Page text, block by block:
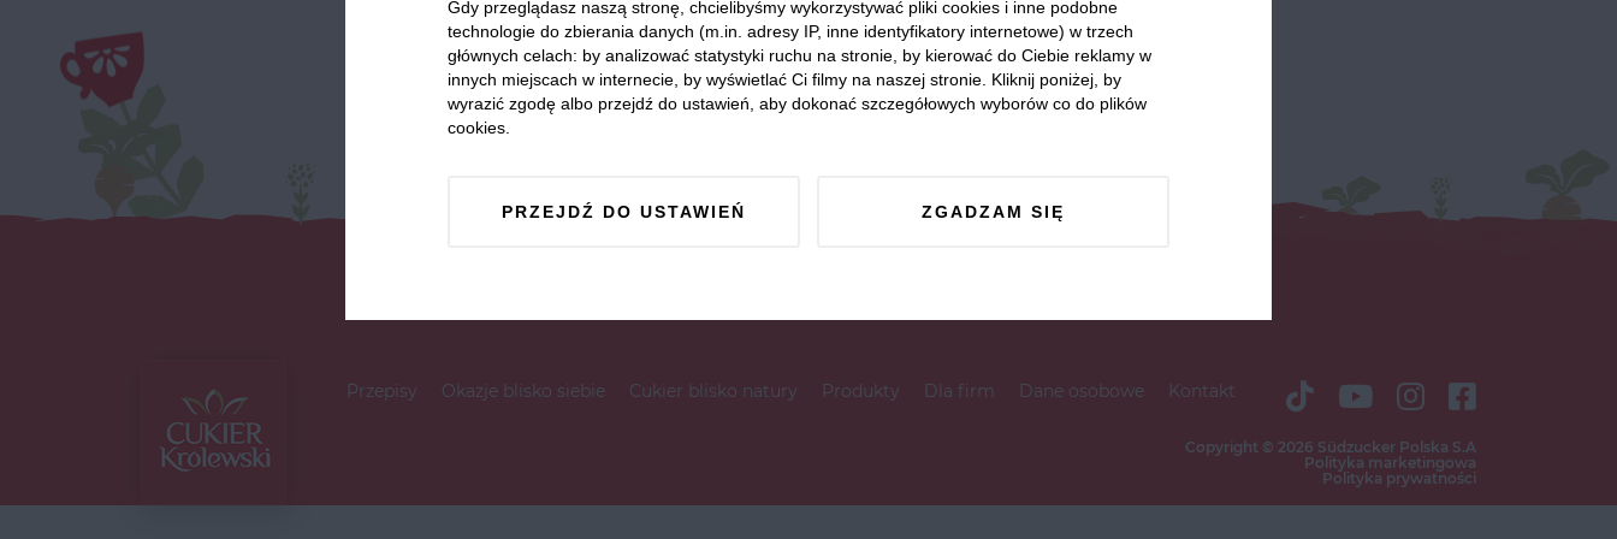
Przepisy Okazje blisko siebie Cukier blisko natury Produkty Dla firm Dane osobowe Kontakt
Copyright © 2026 Südzucker Polska S.A
Polityka marketingowa
Polityka prywatności
Gdy przeglądasz naszą stronę, chcielibyśmy wykorzystywać pliki cookies i inne podobne
technologie do zbierania danych (m.in. adresy IP, inne identyfikatory internetowe) w trzech
głównych celach: by analizować statystyki ruchu na stronie, by kierować do Ciebie reklamy w
innych miejscach w internecie, by wyświetlać Ci filmy na naszej stronie. Kliknij poniżej, by
wyrazić zgodę albo przejdź do ustawień, aby dokonać szczegółowych wyborów co do plików
cookies.
PRZEJDŹ DO USTAWIEŃ ZGADZAM SIĘ